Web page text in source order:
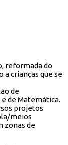
reformada do
a crianças que se
de
de Matemática.
projetos
meios
zonas de